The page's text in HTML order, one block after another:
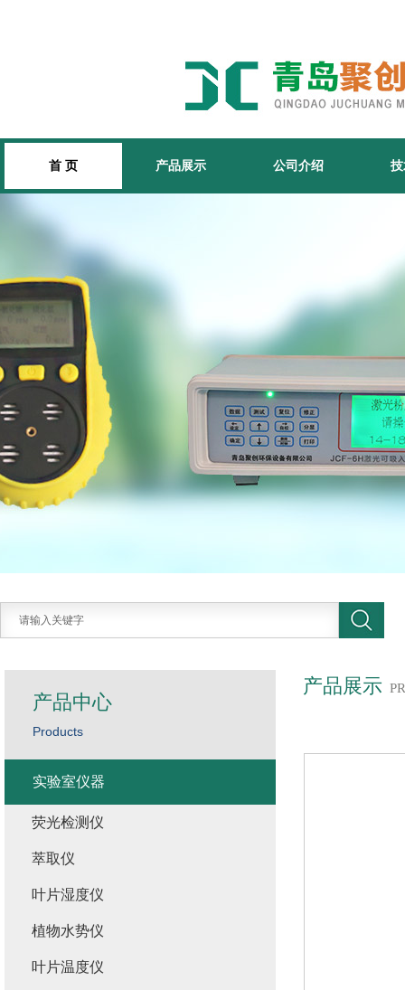
首 页 产品展示 公司介绍
产品展示
产品中心
Products
实验室仪器
荧光检测仪
萃取仪
叶片湿度仪
植物水势仪
叶片温度仪